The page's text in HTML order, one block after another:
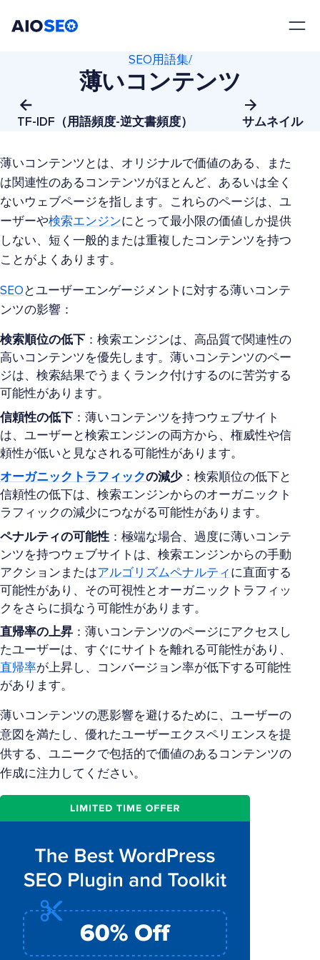
TF-IDF（用語頻度-逆文書頻度）
SEO用語集/
薄いコンテンツ
サムネイル
薄いコンテンツとは、オリジナルで価値のある、また
は関連性のあるコンテンツがほとんど、あるいは全く
ないウェブページを指します。これらのページは、ユ
ーザーや検索エンジンにとって最小限の価値しか提供
しない、短く一般的または重複したコンテンツを持つ
ことがよくあります。
SEO とユーザーエンゲージメントに対する薄いコンテ
ンツの影響：
検索順位の低下 ：検索エンジンは、高品質で関連性の
高いコンテンツを優先します。薄いコンテンツのペー
ジは、検索結果でうまくランク付けするのに苦労する
可能性があります。
信頼性の低下 ：薄いコンテンツを持つウェブサイト
は、ユーザーと検索エンジンの両方から、権威性や信
頼性が低いと見なされる可能性があります。
オーガニックトラフィックの減少：検索順位の低下と
信頼性の低下は、検索エンジンからのオーガニックト
ラフィックの減少につながる可能性があります。
ペナルティの可能性 ：極端な場合、過度に薄いコンテ
ンツを持つウェブサイトは、検索エンジンからの手動
アクションまたはアルゴリズムペナルティ に直面する
可能性があり、その可視性とオーガニックトラフィッ
クをさらに損なう可能性があります。
直帰率の上昇 ：薄いコンテンツのページにアクセスし
たユーザーは、すぐにサイトを離れる可能性があり、
直帰率が上昇し、コンバージョン率が低下する可能性
があります。
薄いコンテンツの悪影響を避けるために、ユーザーの
意図を満たし、優れたユーザーエクスペリエンスを提
供する、ユニークで包括的で価値のあるコンテンツの
作成に注力してください。